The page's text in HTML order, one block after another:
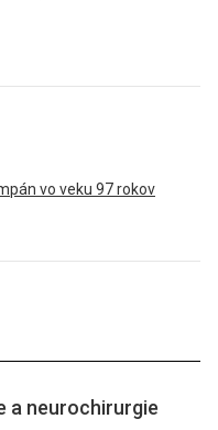
vo veku 97 rokov
a neurochirurgie